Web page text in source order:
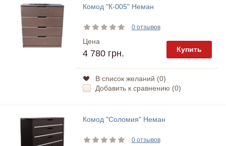
Комод "К-005" Неман
0 отзывов
Цена
4 780 грн. Купить
В список желаний (0)
Добавить к сравнению (0)
Комод "Соломия" Неман
0 отзывов